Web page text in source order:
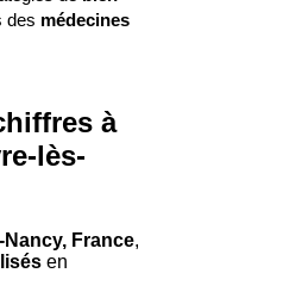
des médecines
à
lès-
France,
en